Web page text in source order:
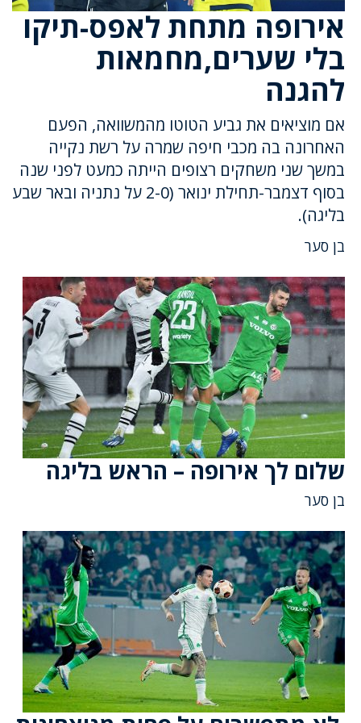
אירופה מתחת לאפס-תיקו
בלי שערים,מחמאות
להגנה
אם מוציאים את גביע הטוטו מהמשוואה, הפעם
האחרונה בה מכבי חיפה שמרה על רשת נקייה
במשך שני משחקים רצופים הייתה כמעט לפני שנה
בסוף דצמבר-תחילת ינואר (2-0 על נתניה ובאר שבע
בליגה).
בן סער
שלום לך אירופה – הראש בליגה
בן סער